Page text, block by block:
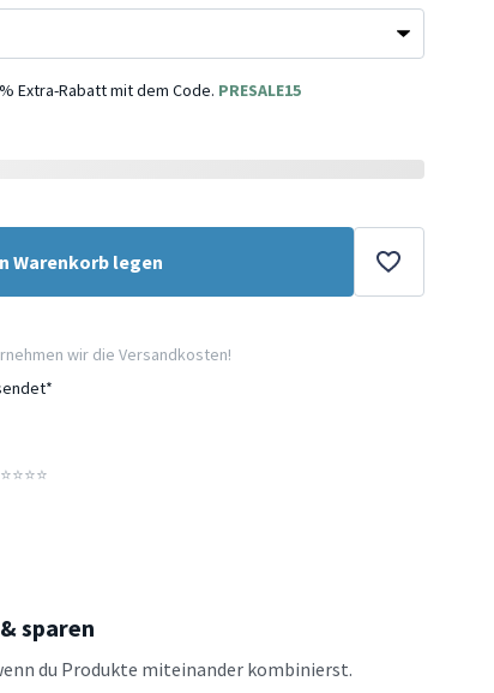
Extra-Rabatt mit dem Code. PRESALE15
Warenkorb legen
wir die Versandkosten!
sparen
du Produkte miteinander kombinierst.